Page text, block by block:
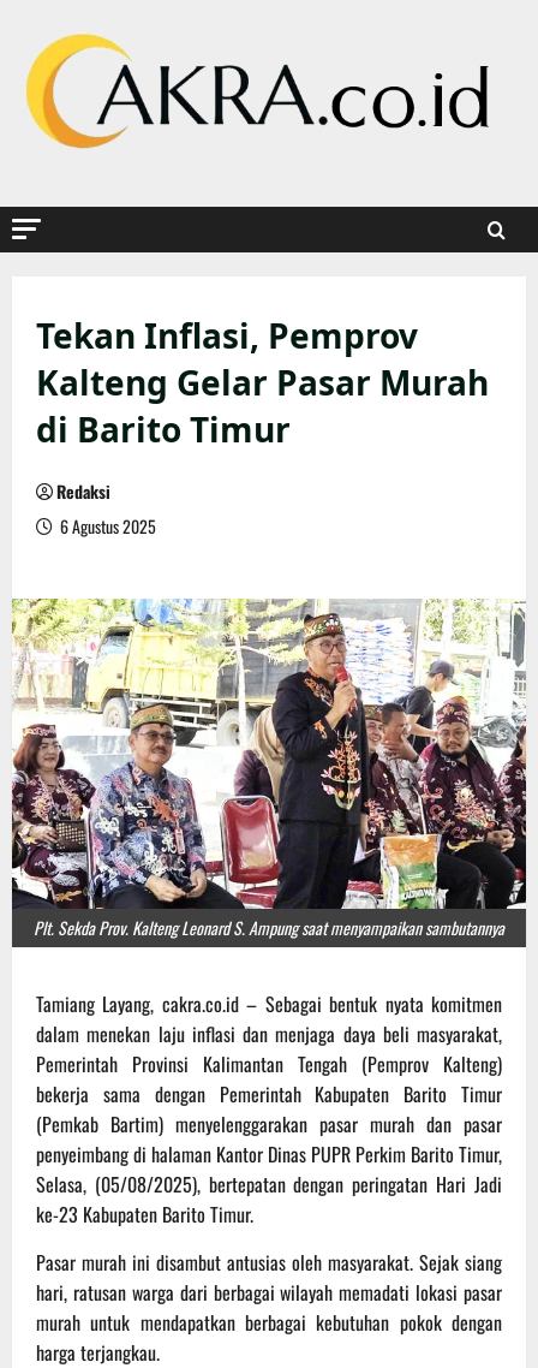
content
Tekan Inflasi, Pemprov
Kalteng Gelar Pasar Murah
di Barito Timur
Redaksi
6 Agustus 2025
Plt. Sekda Prov. Kalteng Leonard S. Ampung saat menyampaikan sambutannya
Tamiang Layang, cakra.co.id – Sebagai bentuk nyata komitmen
dalam menekan laju inflasi dan menjaga daya beli masyarakat,
Pemerintah Provinsi Kalimantan Tengah (Pemprov Kalteng)
bekerja sama dengan Pemerintah Kabupaten Barito Timur
(Pemkab Bartim) menyelenggarakan pasar murah dan pasar
penyeimbang di halaman Kantor Dinas PUPR Perkim Barito Timur,
Selasa, (05/08/2025), bertepatan dengan peringatan Hari Jadi
ke-23 Kabupaten Barito Timur.
Pasar murah ini disambut antusias oleh masyarakat. Sejak siang
hari, ratusan warga dari berbagai wilayah memadati lokasi pasar
murah untuk mendapatkan berbagai kebutuhan pokok dengan
harga terjangkau.